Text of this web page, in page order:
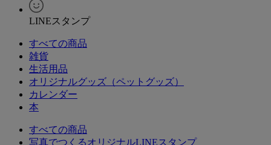
LINEスタンプ
すべての商品
雑貨
生活用品
オリジナルグッズ（ペットグッズ）
カレンダー
本
すべての商品
写真でつくるオリジナルLINEスタンプ